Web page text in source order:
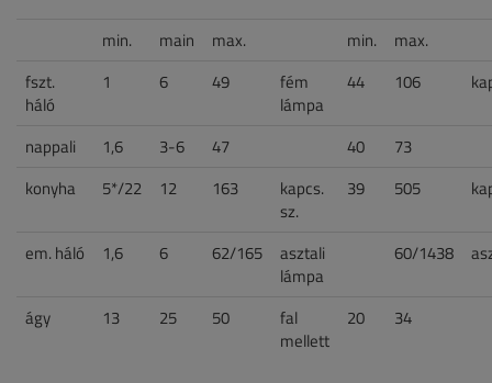
min. main max. min.
max.
fszt.
háló
1 6 49
fém
lámpa
44 106
nappali 1,6 3-6 47 40
73
konyha
5*/22 12 163
kapcs.
sz.
39 505
em. háló 1,6 6 62/165
asztali
lámpa
60/1438
ágy 13 25 50
fal
mellett
20 34